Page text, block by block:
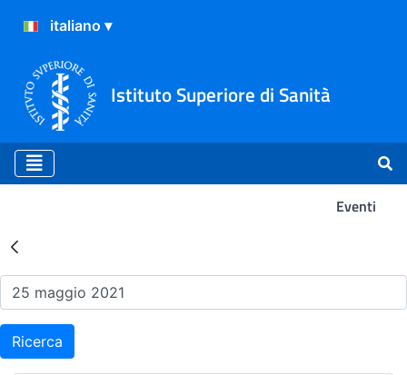
Istituto Superiore di Sanità
Eventi
Risultati della Ricerca -
Ricerca